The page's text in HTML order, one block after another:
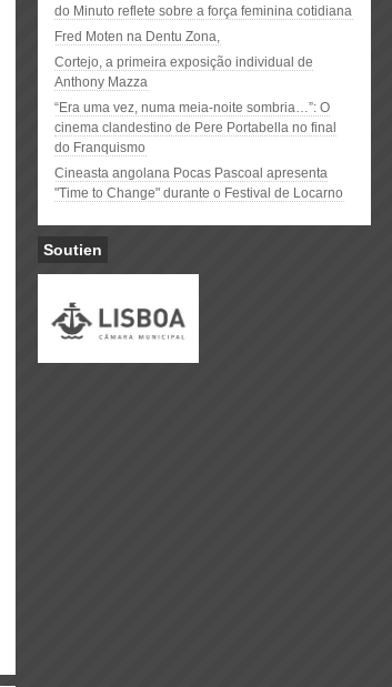
do Minuto reflete sobre a força feminina cotidiana
Fred Moten na Dentu Zona,
Cortejo, a primeira exposição individual de
Anthony Mazza
“Era uma vez, numa meia-noite sombria…”: O
cinema clandestino de Pere Portabella no final
do Franquismo
Cineasta angolana Pocas Pascoal apresenta
"Time to Change" durante o Festival de Locarno
Soutien